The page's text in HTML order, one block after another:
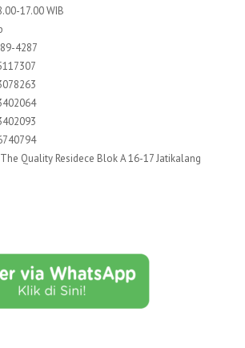
17.00 WIB
4287
Quality Residece Blok A 16-17 Jatikalang